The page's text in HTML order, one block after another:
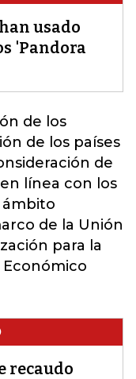
usado
'Pandora
de los
de los países
de
línea con los
ámbito
de la Unión
para la
recaudo